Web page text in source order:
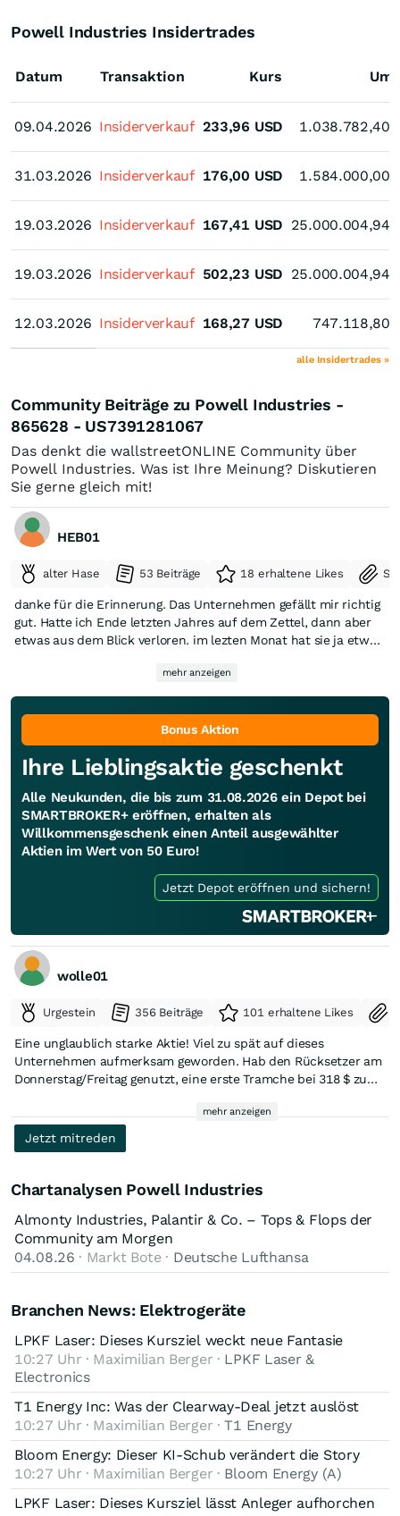
Powell Industries Insidertrades
Datum
09.04.2026
31.03.2026
19.03.2026
19.03.2026
12.03.2026
Transaktion Kurs
09.04.2026 Insiderverkauf 233,96 USD 1.038.782,40
31.03.2026 Insiderverkauf 176,00 USD 1.584.000,00
19.03.2026 Insiderverkauf 167,41 USD 25.000.004,94
19.03.2026 Insiderverkauf 502,23 USD 25.000.004,94
12.03.2026 Insiderverkauf 168,27 USD 747.118,80
alle Insidertrades »
Community Beiträge zu Powell Industries -
865628 - US7391281067
Das denkt die wallstreetONLINE Community über
Powell Industries. Was ist Ihre Meinung? Diskutieren
Sie gerne gleich mit!
HEB01
alter Hase 53 Beiträge 18 erhaltene Likes
danke für die Erinnerung. Das Unternehmen gefällt mir richtig
gut. Hatte ich Ende letzten Jahres auf dem Zettel, dann aber
etwas aus dem Blick verloren. im lezten Monat hat sie ja etwas
man wohl langsam wieder kaufen.
mehr anzeigen
Bonus Aktion
Ihre Lieblingsaktie geschenkt
Alle Neukunden, die bis zum 31.08.2026 ein Depot bei
SMARTBROKER+ eröffnen, erhalten als
Willkommensgeschenk einen Anteil ausgewählter
Aktien im Wert von 50 Euro!
Jetzt Depot eröffnen und sichern!
wolle01
Urgestein 356 Beiträge 101 erhaltene Likes
Eine unglaublich starke Aktie! Viel zu spät auf dieses
Unternehmen aufmerksam geworden. Hab den Rücksetzer am
Donnerstag/Freitag genutzt, eine erste Tramche bei 318 $ zu
mehr anzeigen
Jetzt mitreden
Chartanalysen Powell Industries
Almonty Industries, Palantir & Co. – Tops & Flops der
Community am Morgen
04.08.26 · Markt Bote · Deutsche Lufthansa
Branchen News: Elektrogeräte
LPKF Laser: Dieses Kursziel weckt neue Fantasie
10:27 Uhr · Maximilian Berger · LPKF Laser &
Electronics
T1 Energy Inc: Was der Clearway-Deal jetzt auslöst
10:27 Uhr · Maximilian Berger ·T1 Energy
Bloom Energy: Dieser KI-Schub verändert die Story
10:27 Uhr · Maximilian Berger · Bloom Energy (A)
LPKF Laser: Dieses Kursziel lässt Anleger aufhorchen